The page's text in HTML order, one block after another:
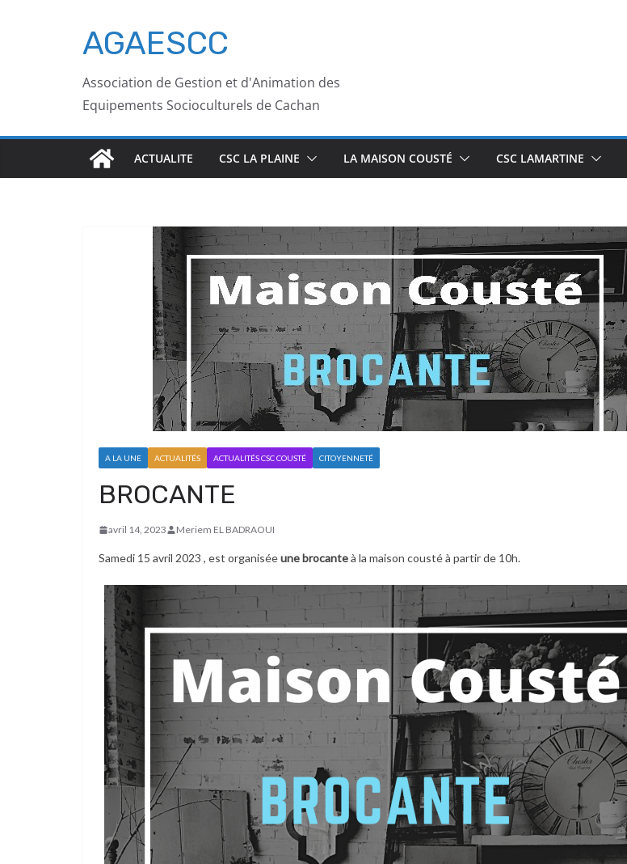
AGAESCC
Association de Gestion et d'Animation des
Equipements Socioculturels de Cachan
ACTUALITE CSC LA PLAINE LA MAISON COUSTÉ CSC LAMARTINE
A LA UNE ACTUALITÉS ACTUALITÉS CSC COUSTÉ CITOYENNETÉ
BROCANTE
avril 14, 2023 Meriem EL BADRAOUI
Samedi 15 avril 2023 , est organiséeune brocanteà la maison cousté à partir de 10h.